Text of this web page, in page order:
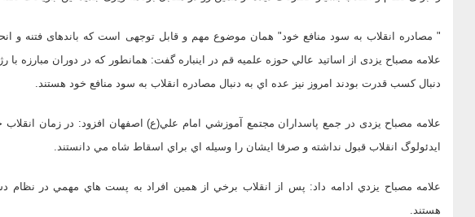
" مصادره انقلاب به سود منافع خود" همان موضوع مهم و قابل توجهی است که باندهای فتنه و
علامه مصباح يزدی از اساتيد عالي حوزه علميه قم در اینباره گفت: همانطور كه در دوران مبارزه
دنبال كسب قدرت بودند امروز نيز عده اي به دنبال مصادره انقلاب به سود منافع خود هستند.
علامه مصباح یزدی در جمع پاسداران مجتمع آموزشي امام علي(ع) اصفهان افزود: در زمان انقلاب
ايدئولوگ انقلاب قبول نداشته و صرفا ايشان را وسيله اي براي اسقاط شاه مي دانستند.
علامه مصباح يزدي ادامه داد: پس از انقلاب برخي از همين افراد به پست هاي مهمي در نظام
هستند.